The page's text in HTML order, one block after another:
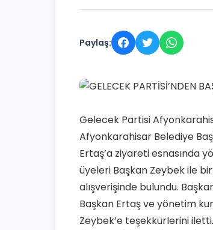
Paylaş:
Gelecek Partisi
Afyonkarahisar Belediye
Ertaş’a ziyareti esnasında
üyeleri Başkan Zeybek ile
alışverişinde bulundu.
Başkan Ertaş ve yönetim
Zeybek’e teşekkürlerini iletti.